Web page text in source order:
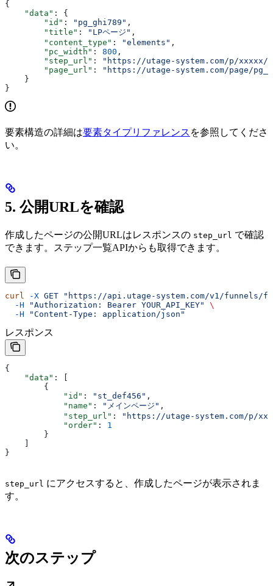
{
    "data"
: {
        "id"
: "pg_ghi789" ,
        "title"
: "LPページ" ,
        "content_type"
: "elements" ,
        "pc_width"
: 800 ,
        "step_url"
:
"https://utage-system.com/p/xxxxx/"
        "page_url"
:
"https://utage-system.com/page/
    }
}
要素構造の詳細は要素タイプリファレンス を参照してくださ
い。
5. 公開URLを確認
作成したページの公開URLはレスポンスの step_url で確認
できます。ステップ一覧APIからも取得できます。
curl -X GET "https://api.utage-system.com/v1/funnels/
  -H
"Authorization: Bearer YOUR_API_KEY"
\
  -H
"Content-Type: application/json"
レスポンス
{
    "data"
: [
        {
            "id"
: "st_def456" ,
            "name"
: "メインページ" ,
            "step_url"
:
"https://utage-system.com/p/
            "order"
: 1
        }
}
step_url にアクセスすると、作成したページが表示されま
す。
次のステップ